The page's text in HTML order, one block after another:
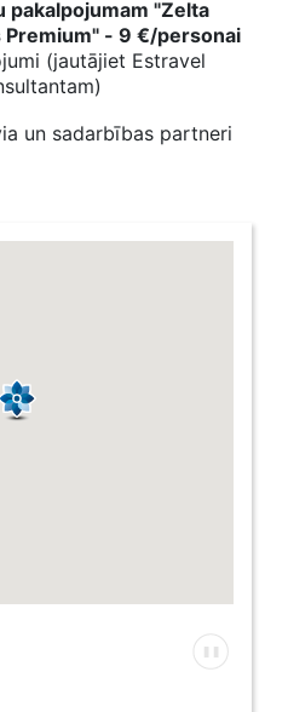
pakalpojumam "Zelta
Premium" - 9 €/personai
(jautājiet Estravel
un sadarbības partneri